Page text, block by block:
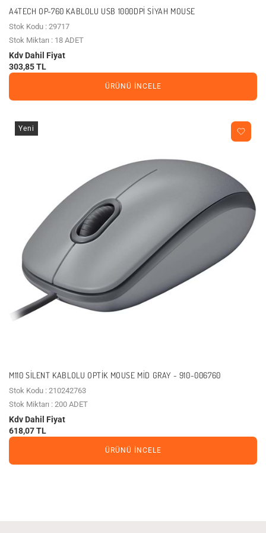
A4TECH OP-760 KABLOLU USB 1000DPI SIYAH MOUSE
Stok Kodu : 29717
Stok Miktarı : 18 ADET
Kdv Dahil Fiyat
303,85 TL
ÜRÜNÜ İNCELE
Yeni
M110 SILENT KABLOLU OPTIK MOUSE MID GRAY - 910-006760
Stok Kodu : 210242763
Stok Miktarı : 200 ADET
Kdv Dahil Fiyat
618,07 TL
ÜRÜNÜ İNCELE